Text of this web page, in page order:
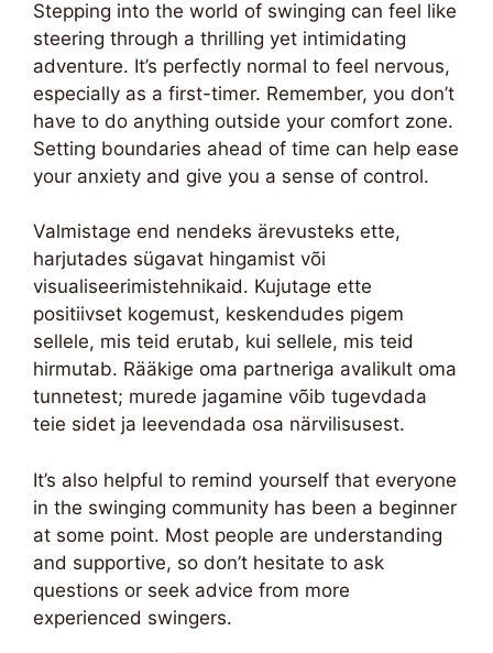
Stepping into the world of swinging can feel like
steering through a thrilling yet intimidating
adventure. It’s perfectly normal to feel nervous,
especially as a first-timer. Remember, you don’t
have to do anything outside your comfort zone.
Setting boundaries ahead of time can help ease
your anxiety and give you a sense of control.
Valmistage end nendeks ärevusteks ette,
harjutades sügavat hingamist või
visualiseerimistehnikaid. Kujutage ette
positiivset kogemust, keskendudes pigem
sellele, mis teid erutab, kui sellele, mis teid
hirmutab. Rääkige oma partneriga avalikult oma
tunnetest; murede jagamine võib tugevdada
teie sidet ja leevendada osa närvilisusest.
It’s also helpful to remind yourself that everyone
in the swinging community has been a beginner
at some point. Most people are understanding
and supportive, so don’t hesitate to ask
questions or seek advice from more
experienced swingers.